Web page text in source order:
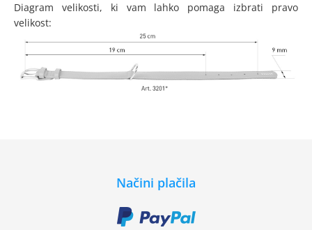
Diagram velikosti, ki vam lahko pomaga izbrati pravo
velikost:
Načini plačila